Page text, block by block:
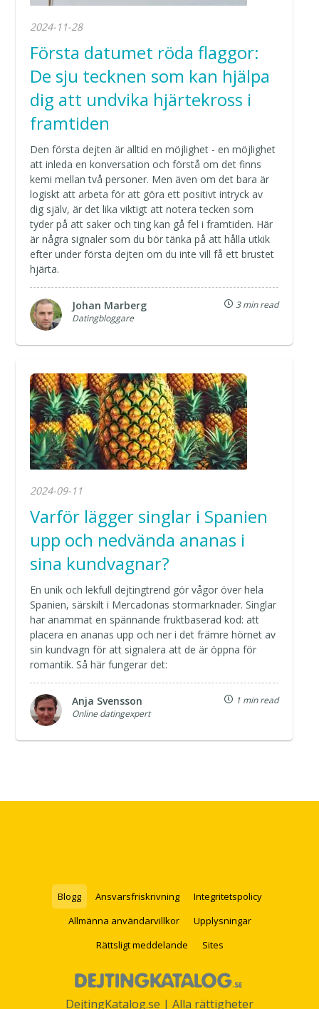
2024-11-28
Första datumet röda flaggor:
De sju tecknen som kan hjälpa
dig att undvika hjärtekross i
framtiden
Den första dejten är alltid en möjlighet - en möjlighet
att inleda en konversation och förstå om det finns
kemi mellan två personer. Men även om det bara är
logiskt att arbeta för att göra ett positivt intryck av
dig själv, är det lika viktigt att notera tecken som
tyder på att saker och ting kan gå fel i framtiden. Här
är några signaler som du bör tänka på att hålla utkik
efter under första dejten om du inte vill få ett brustet
hjärta.
Johan Marberg
Datingbloggare
3 min read
2024-09-11
Varför lägger singlar i Spanien
upp och nedvända ananas i
sina kundvagnar?
En unik och lekfull dejtingtrend gör vågor över hela
Spanien, särskilt i Mercadonas stormarknader. Singlar
har anammat en spännande fruktbaserad kod: att
placera en ananas upp och ner i det främre hörnet av
sin kundvagn för att signalera att de är öppna för
romantik. Så här fungerar det:
Anja Svensson
Online datingexpert
1 min read
Blogg Ansvarsfriskrivning
Integritetspolicy
Allmänna användarvillkor
Upplysningar
Rättsligt meddelande
Sites
DejtingKatalog.se | Alla rättigheter